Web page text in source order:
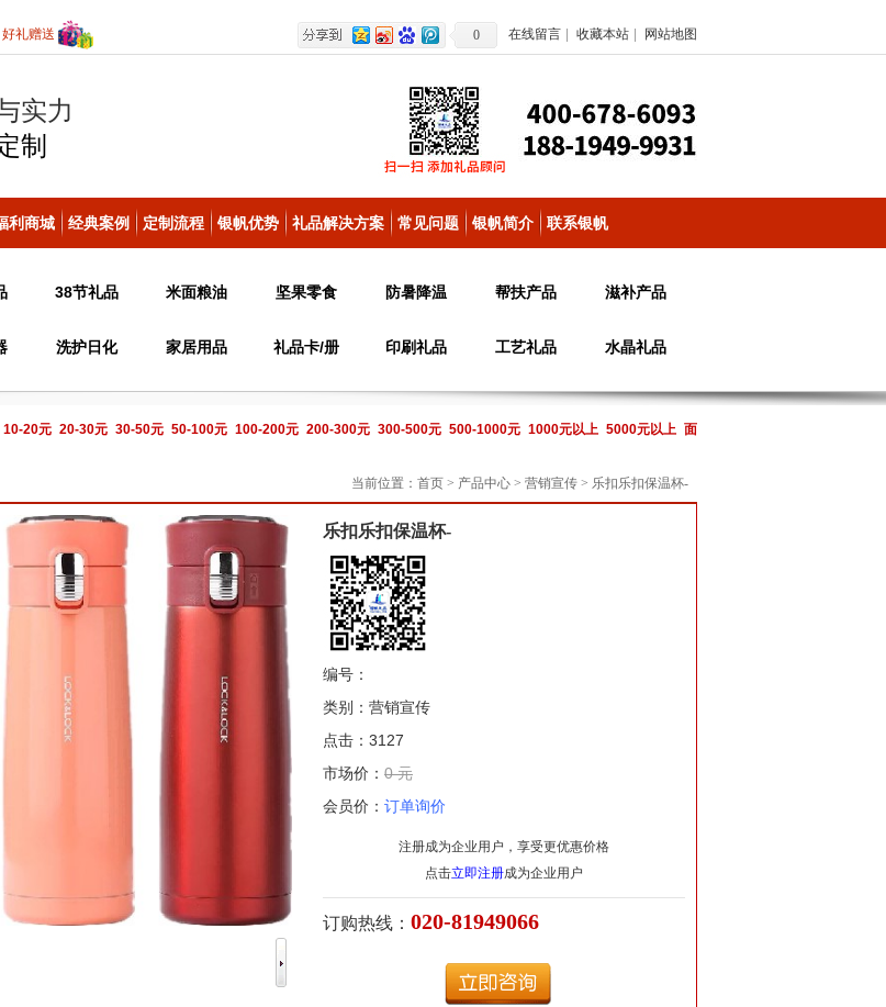
礼赠送 在线留言 收藏本站 网站地图
0
实力
制
利商城 经典案例 定制流程 银帆优势 礼品解决方案 常见问题 银帆简介 联系银帆
38节礼品 米面粮油 坚果零食 防暑降温 帮扶产品 滋补产品
洗护日化 家居用品 礼品卡/册 印刷礼品 工艺礼品 水晶礼品
10-20元 20-30元 30-50元 50-100元 100-200元 200-300元 300-500元 500-1000元 1000元以上 5000元以上 面
当前位置： 首页 > 产品中心 > 营销宣传 > 乐扣乐扣保温杯-
乐扣乐扣保温杯-
编号：
类别：营销宣传
点击：3127
市场价： 0 元
会员价： 订单询价
注册成为企业用户，享受更优惠价格
点击立即注册成为企业用户
订购热线： 020-81949066